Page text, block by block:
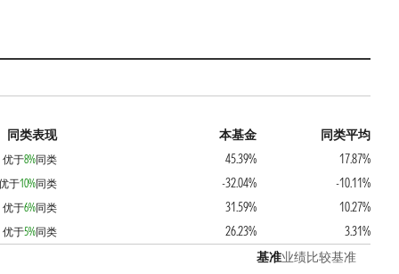
同类表现 本基金
同类平均
优于8%同类 45.39%
17.87%
于10%同类 -32.04%
-10.11%
优于6%同类 31.59%
10.27%
优于5%同类 26.23% 3.31%
基准业绩比较基准